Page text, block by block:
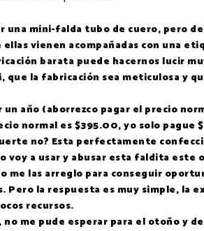
una mini-falda tubo de cuero, pero
ellas vienen acompañadas con una
barata puede hacernos lucir
que la fabricación sea meticulosa y
un año (aborrezco pagar el precio
normal es $395.00, yo solo
no? Esta perfectamente
voy a usar y abusar esta faldita este
me las arreglo para conseguir
Pero la respuesta es muy simple, la
recursos.
me pude esperar para el otoño y